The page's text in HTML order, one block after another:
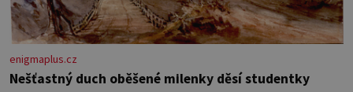
enigmaplus.cz
Nešťastný duch oběšené milenky děsí studentky